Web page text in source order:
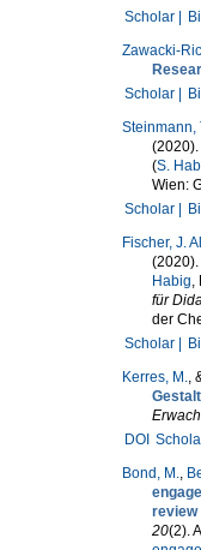
Scholar |
Zawacki-
Scholar |
Steinmann,
(2020).
(S.
Wien:
Scholar |
Fischer, J.
(2020).
Habig,
für
der
Scholar |
Kerres, M.,
DOI
Bond, M.,
review
20(2).